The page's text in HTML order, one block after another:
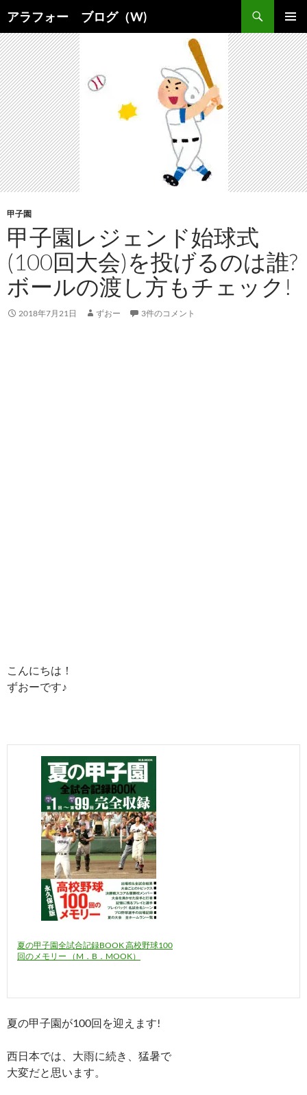
ン
テ
ン
ツ
へ
ス
キ
ッ
プ
アラフォー ブログ（W)
索
メインメ
ニュー
甲子園
甲子園レジェンド始球式
(100回大会)を投げるのは誰?
ボールの渡し方もチェック!
2018年7月21日 ずおー 3件のコメント
こんにちは！
ずおーです♪
夏の甲子園全試合記録BOOK 高校野球100
回のメモリー （M．B．MOOK）
夏の甲子園が100回を迎えます!
西日本では、大雨に続き、猛暑で
大変だと思います。